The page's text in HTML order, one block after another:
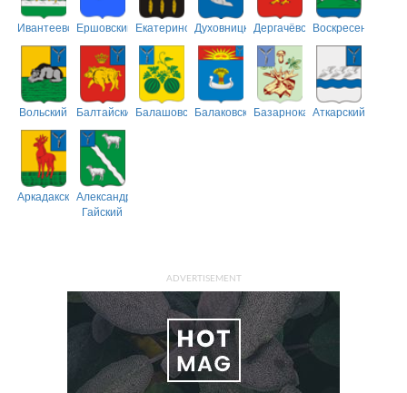
ИвантеевскийЕршовский ЕкатериновскийДуховницкийДергачёвскийВоскресенский
Вольский БалтайскийБалашовскийБалаковскийБазарнокарабулакский
Аткарский
АркадакскийАлександрово-
Гайский
ADVERTISEMENT